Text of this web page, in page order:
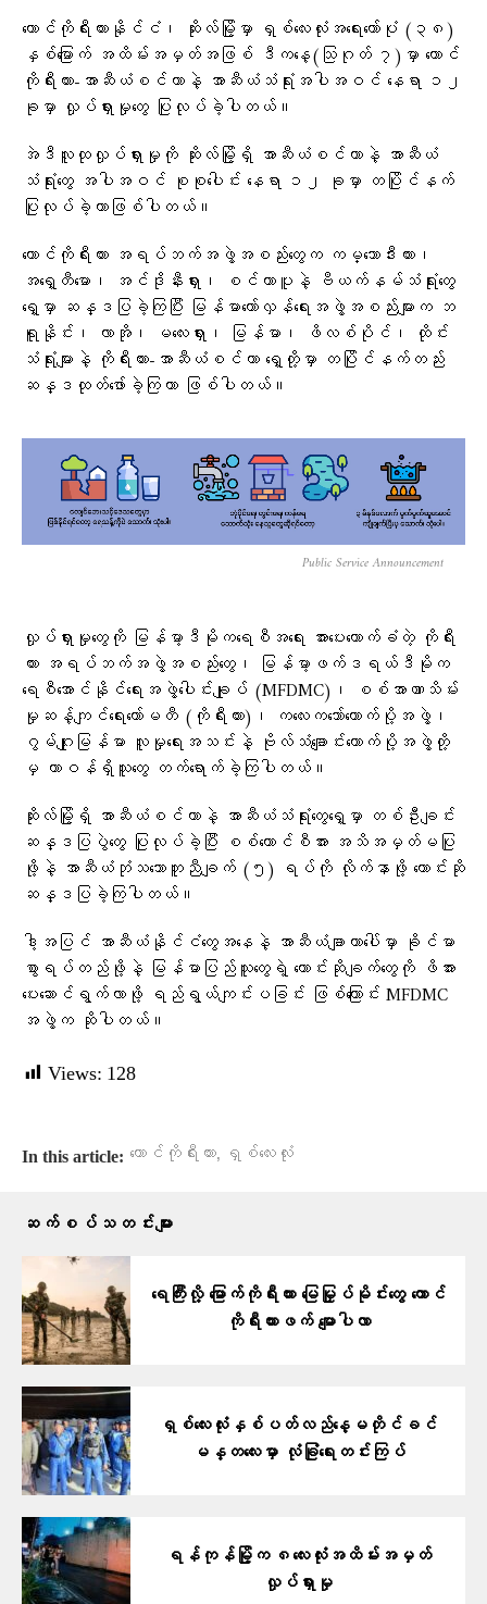
တောင်ကိုရီးယားနိုင်ငံ၊ ဆိုးလ်မြို့မှာ ရှစ်လေးလုံးအရေးတော်ပုံ (၃၈)
နှစ်မြောက် အထိမ်းအမှတ်အဖြစ် ဒီကနေ့(သြဂုတ် ၇)မှာ တောင်
ကိုရီးယား-အာဆီယံစင်တာနဲ့ အာဆီယံသံရုံးအပါအဝင် နေရာ ၁၂
ခုမှာ လှုပ်ရှားမှုတွေ ပြုလုပ်ခဲ့ပါတယ်။
အဲဒီလူထုလှုပ်ရှားမှုကို ဆိုးလ်မြို့ရှိ အာဆီယံစင်တာနဲ့ အာဆီယံ
သံရုံးတွေ အပါအဝင် စုစုပေါင်း နေရာ ၁၂ ခုမှာ တပြိုင်နက်
ပြုလုပ်ခဲ့တာဖြစ်ပါတယ်။
တောင်ကိုရီးယား အရပ်ဘက်အဖွဲ့အစည်းတွေက ကမ္ဘောဒီးယား၊
အရှေ့တီမော၊ အင်ဒိုနီးရှား၊ စင်ကာပူနဲ့ ဗီယက်နမ်သံရုံးတွေ
ရှေ့မှာ ဆန္ဒပြခဲ့ကြပြီး မြန်မာတော်လှန်ရေးအဖွဲ့အစည်းများက ဘ
ရူနိုင်း၊ လာအို၊ မလေးရှား၊ မြန်မာ၊ ဖိလစ်ပိုင်၊ ထိုင်း
သံရုံးများနဲ့ ကိုရီးယား-အာဆီယံစင်တာ ရှေ့တို့မှာ တပြိုင်နက်တည်း
ဆန္ဒထုတ်ဖော်ခဲ့ကြတာ ဖြစ်ပါတယ်။
Public Service Announcement
လှုပ်ရှားမှုတွေကို မြန်မာ့ဒီမိုကရေစီအရေး အားပေးထောက်ခံတဲ့ ကိုရီး
ယား အရပ်ဘက်အဖွဲ့အစည်းတွေ၊ မြန်မာ့ဖက်ဒရယ်ဒီမိုက
ရေစီအောင်နိုင်ရေးအဖွဲ့ပေါင်းချုပ် (MFDMC)၊ စစ်အာဏာသိမ်း
မှုဆန့်ကျင်ရေးကော်မတီ (ကိုရီးယား)၊ ကလေးကဘော်ထောက်ပို့အဖွဲ့၊
ဂွမ်ဂျုးမြန်မာ လူမှုရေးအသင်းနဲ့ ဗိုလ်သံချောင်းထောက်ပို့အဖွဲ့တို့
မှ တာဝန်ရှိသူတွေ တက်ရောက်ခဲ့ကြပါတယ်။
ဆိုးလ်မြို့ရှိ အာဆီယံစင်တာနဲ့ အာဆီယံသံရုံးတွေရှေ့မှာ တစ်ဦးချင်း
ဆန္ဒပြပွဲတွေ ပြုလုပ်ခဲ့ပြီး စစ်ကောင်စီအား အသိအမှတ်မပြု
ဖို့နဲ့ အာဆီယံဘုံသဘောတူညီချက် (၅) ရပ်ကို လိုက်နာဖို့ တောင်းဆို
ဆန္ဒပြခဲ့ကြပါတယ်။
ဒါ့အပြင် အာဆီယံနိုင်ငံတွေအနေနဲ့ အာဆီယံချာတာပေါ်မှာ ခိုင်မာ
စွာရပ်တည်ဖို့နဲ့ မြန်မာပြည်သူတွေရဲ့ တောင်းဆိုချက်တွေကို ဖိအား
ပေးဆောင်ရွက်လာဖို့ ရည်ရွယ်ကျင်းပခြင်း ဖြစ်ကြောင်း MFDMC
အဖွဲ့က ဆိုပါတယ်။
Views: 128
In this article: တောင်ကိုရီးယား, ရှစ်လေးလုံး
ဆက်စပ်သတင်းများ
ရေကြီးလို့ မြောက်ကိုရီးယား မြေမြှုပ်မိုင်းတွေ တောင်
ကိုရီးယားဖက် မျောပါလာ
ရှစ်လေးလုံးနှစ်ပတ်လည်နေ့မတိုင်ခင်
မန္တလေးမှာ လုံခြုံရေးတင်းကြပ်
ရန်ကုန်မြို့က ၈လေးလုံးအထိမ်းအမှတ်
လှုပ်ရှားမှု